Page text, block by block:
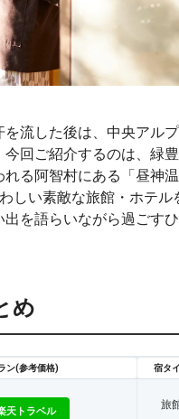
流した後は、中央アル
回ご紹介するのは、緑
る阿智村にある「昼神
しい素敵な旅館・ホテル
を語らいながら過ごす
め
ン(参考価格) 宿タ
天トラベル
旅